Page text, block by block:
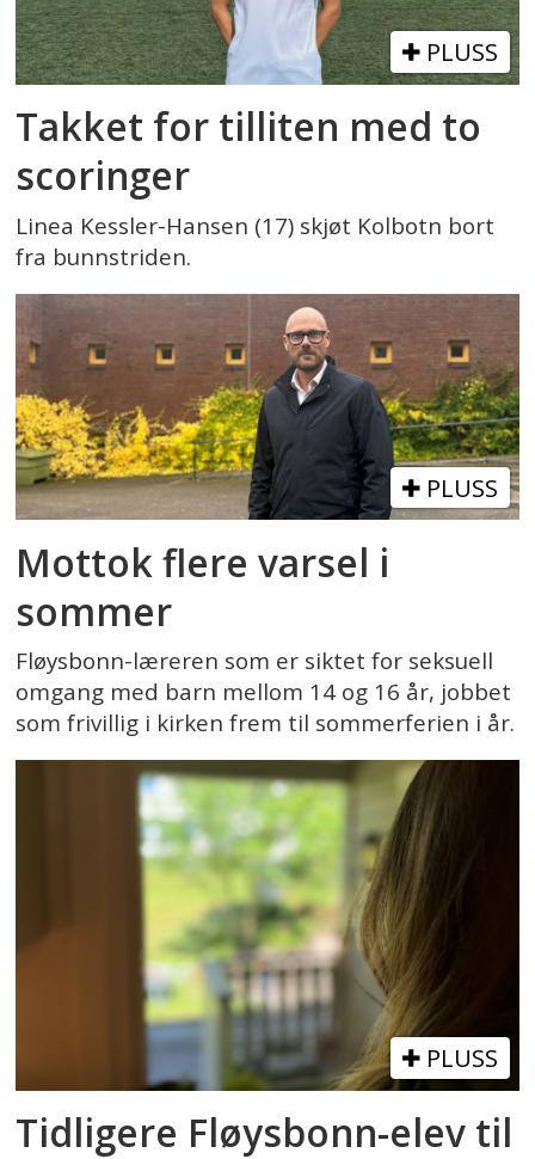
PLUSS
Takket for tilliten med to
scoringer
Linea Kessler-Hansen (17) skjøt Kolbotn bort
fra bunnstriden.
PLUSS
Mottok flere varsel i
sommer
Fløysbonn-læreren som er siktet for seksuell
omgang med barn mellom 14 og 16 år, jobbet
som frivillig i kirken frem til sommerferien i år.
PLUSS
Tidligere Fløysbonn-elev til